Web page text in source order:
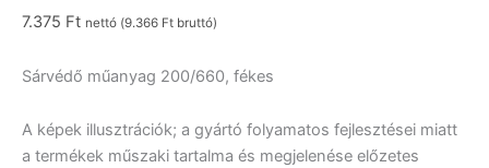
7.375 Ft nettó (9.366 Ft bruttó)
Sárvédő műanyag 200/660, fékes
A képek illusztrációk; a gyártó folyamatos fejlesztései miatt
a termékek műszaki tartalma és megjelenése előzetes